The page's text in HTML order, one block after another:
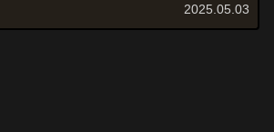
2025.05.03